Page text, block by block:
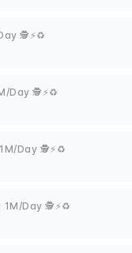
🕵⚡♻️
Day 🕵⚡♻️
Day 🕵⚡♻️
1M/Day 🕵⚡♻️